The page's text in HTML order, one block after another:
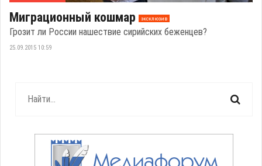
Миграционный кошмар эксклюзив
Грозит ли России нашествие сирийских беженцев?
25.09.2015 10:59